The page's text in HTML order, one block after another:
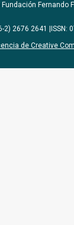
Fundación Fernando
2) 2676 2641 |ISSN:
de Creative